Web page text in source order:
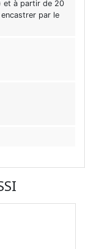
et à partir de 20
par le